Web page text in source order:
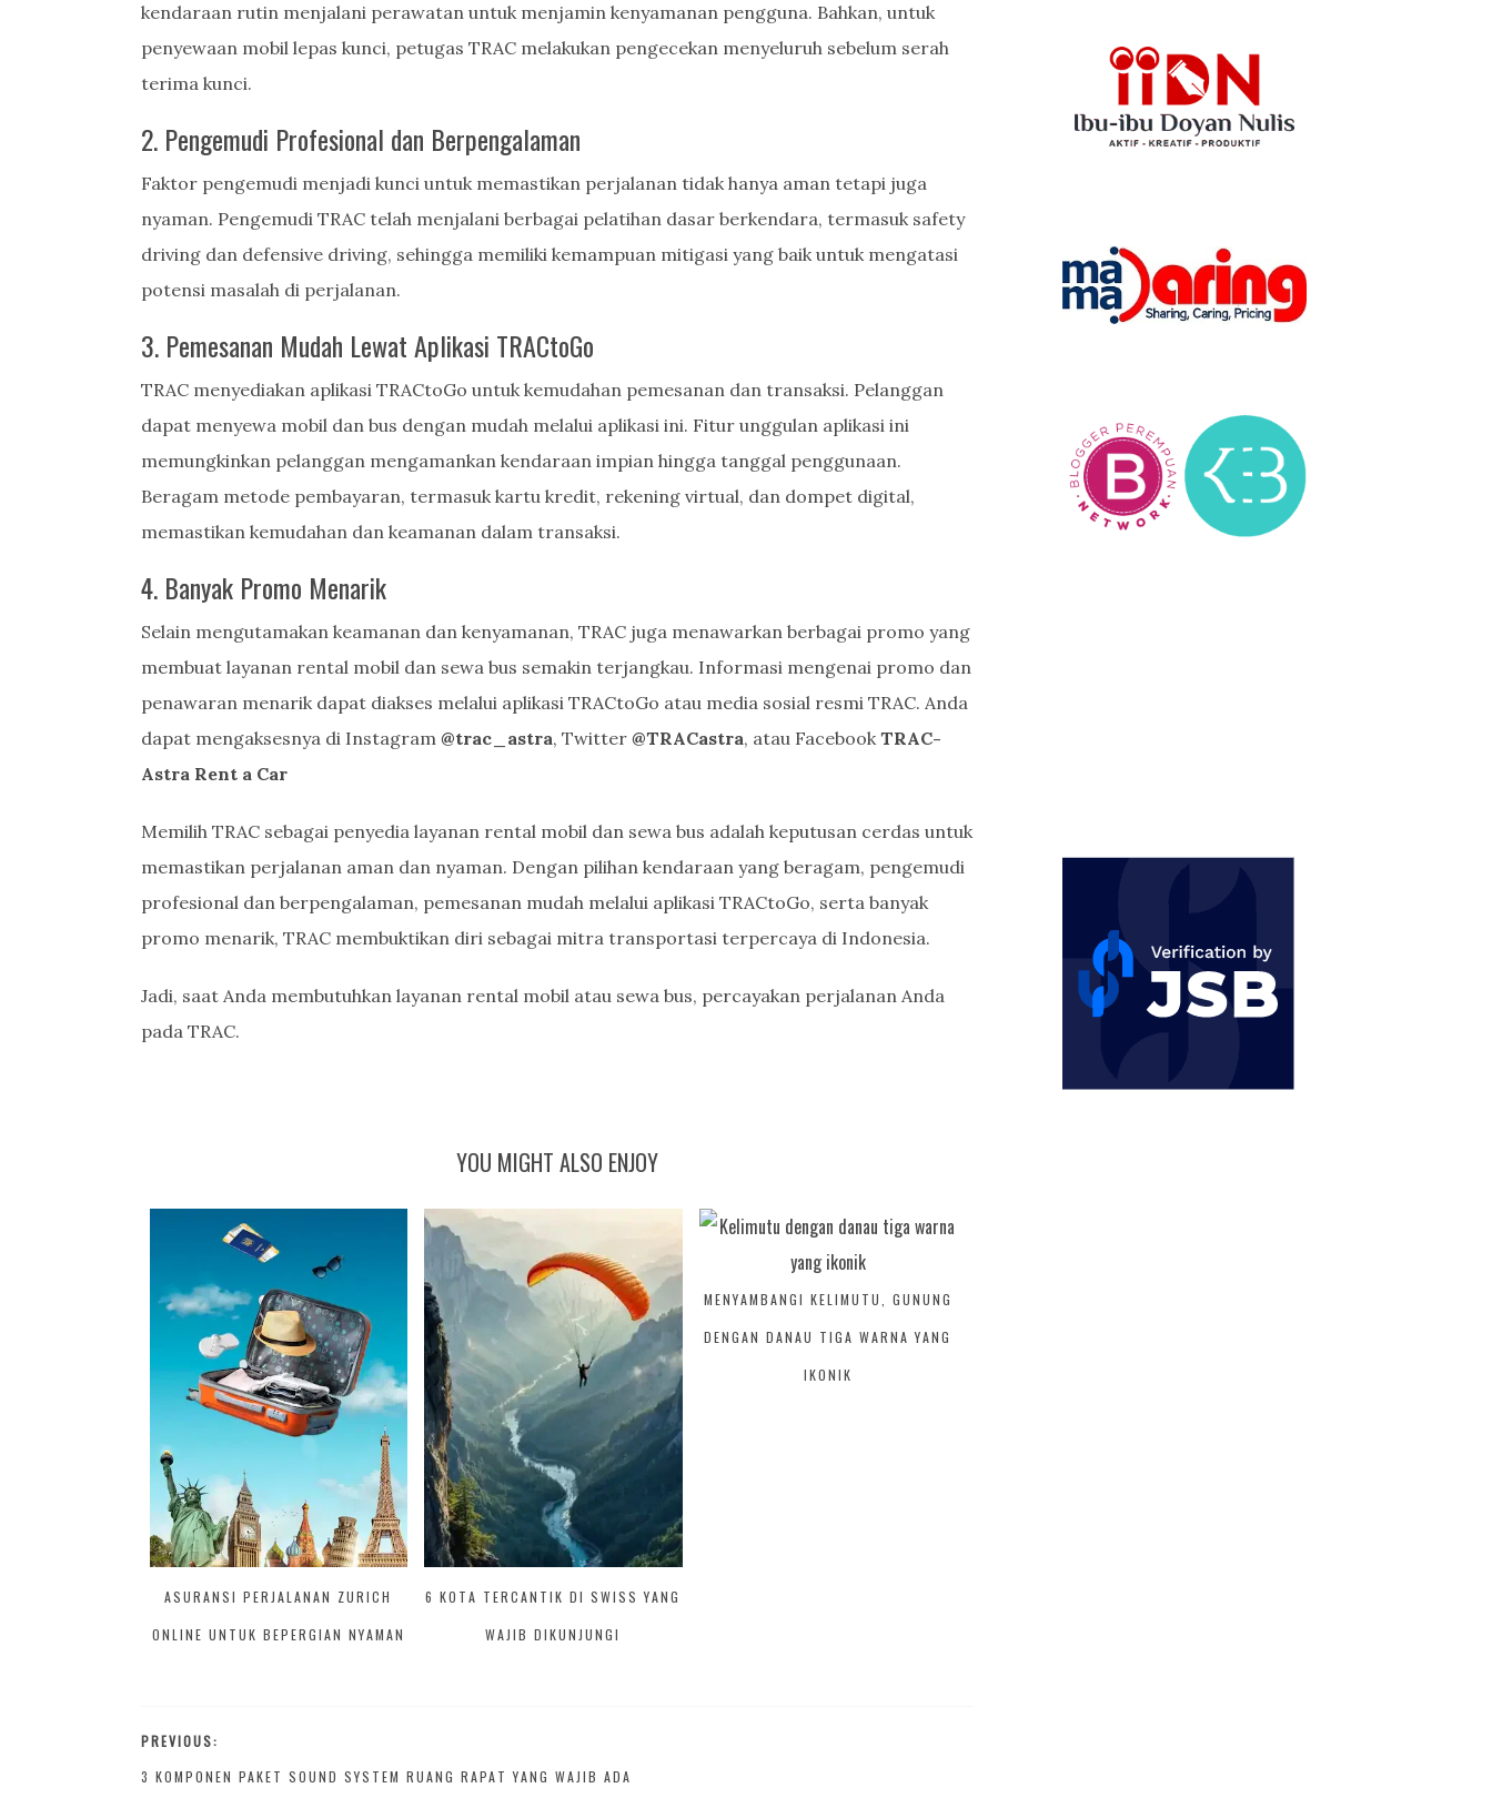
kendaraan rutin menjalani perawatan untuk menjamin kenyamanan pengguna. Bahkan, untuk
penyewaan mobil lepas kunci, petugas TRAC melakukan pengecekan menyeluruh sebelum serah
terima kunci.
2. Pengemudi Profesional dan Berpengalaman
Faktor pengemudi menjadi kunci untuk memastikan perjalanan tidak hanya aman tetapi juga
nyaman. Pengemudi TRAC telah menjalani berbagai pelatihan dasar berkendara, termasuk safety
driving dan defensive driving, sehingga memiliki kemampuan mitigasi yang baik untuk mengatasi
potensi masalah di perjalanan.
3. Pemesanan Mudah Lewat Aplikasi TRACtoGo
TRAC menyediakan aplikasi TRACtoGo untuk kemudahan pemesanan dan transaksi. Pelanggan
dapat menyewa mobil dan bus dengan mudah melalui aplikasi ini. Fitur unggulan aplikasi ini
memungkinkan pelanggan mengamankan kendaraan impian hingga tanggal penggunaan.
Beragam metode pembayaran, termasuk kartu kredit, rekening virtual, dan dompet digital,
memastikan kemudahan dan keamanan dalam transaksi.
4. Banyak Promo Menarik
Selain mengutamakan keamanan dan kenyamanan, TRAC juga menawarkan berbagai promo yang
membuat layanan rental mobil dan sewa bus semakin terjangkau. Informasi mengenai promo dan
penawaran menarik dapat diakses melalui aplikasi TRACtoGo atau media sosial resmi TRAC. Anda
dapat mengaksesnya di Instagram @trac_astra, Twitter @TRACastra, atau Facebook TRAC-
Astra Rent a Car
Memilih TRAC sebagai penyedia layanan rental mobil dan sewa bus adalah keputusan cerdas untuk
memastikan perjalanan aman dan nyaman. Dengan pilihan kendaraan yang beragam, pengemudi
profesional dan berpengalaman, pemesanan mudah melalui aplikasi TRACtoGo, serta banyak
promo menarik, TRAC membuktikan diri sebagai mitra transportasi terpercaya di Indonesia.
Jadi, saat Anda membutuhkan layanan rental mobil atau sewa bus, percayakan perjalanan Anda
pada TRAC.
YOU MIGHT ALSO ENJOY
ASURANSI PERJALANAN ZURICH
ONLINE UNTUK BEPERGIAN NYAMAN
6 KOTA TERCANTIK DI SWISS YANG
WAJIB DIKUNJUNGI
MENYAMBANGI KELIMUTU, GUNUNG
DENGAN DANAU TIGA WARNA YANG
IKONIK
PREVIOUS:
3 KOMPONEN PAKET SOUND SYSTEM RUANG RAPAT YANG WAJIB ADA